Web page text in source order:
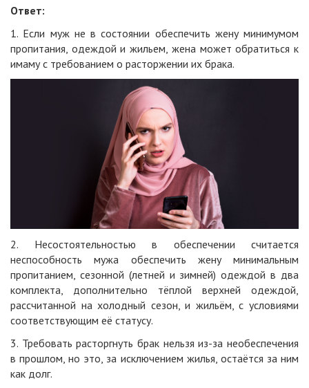
Ответ:
1. Если муж не в состоянии обеспечить жену минимумом
пропитания, одеждой и жильем, жена может обратиться к
имаму с требованием о расторжении их брака.
2. Несостоятельностью в обеспечении считается
неспособность мужа обеспечить жену минимальным
пропитанием, сезонной (летней и зимней) одеждой в два
комплекта, дополнительно тёплой верхней одеждой,
рассчитанной на холодный сезон, и жильём, с условиями
соответствующим её статусу.
3. Требовать расторгнуть брак нельзя из-за необеспечения
в прошлом, но это, за исключением жилья, остаётся за ним
как долг.